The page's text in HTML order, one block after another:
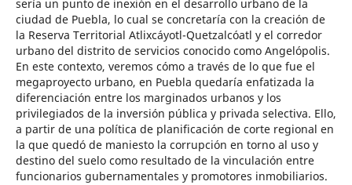
sería un punto de inexión en el desarrollo urbano de la
ciudad de Puebla, lo cual se concretaría con la creación de
la Reserva Territorial Atlixcáyotl-Quetzalcóatl y el corredor
urbano del distrito de servicios conocido como Angelópolis.
En este contexto, veremos cómo a través de lo que fue el
megaproyecto urbano, en Puebla quedaría enfatizada la
diferenciación entre los marginados urbanos y los
privilegiados de la inversión pública y privada selectiva. Ello,
a partir de una política de planificación de corte regional en
la que quedó de maniesto la corrupción en torno al uso y
destino del suelo como resultado de la vinculación entre
funcionarios gubernamentales y promotores inmobiliarios.